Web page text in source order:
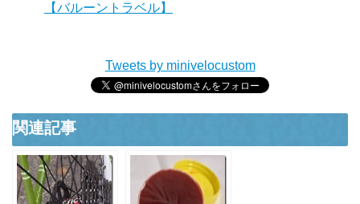
【バルーントラベル】
Tweets by minivelocustom
関連記事